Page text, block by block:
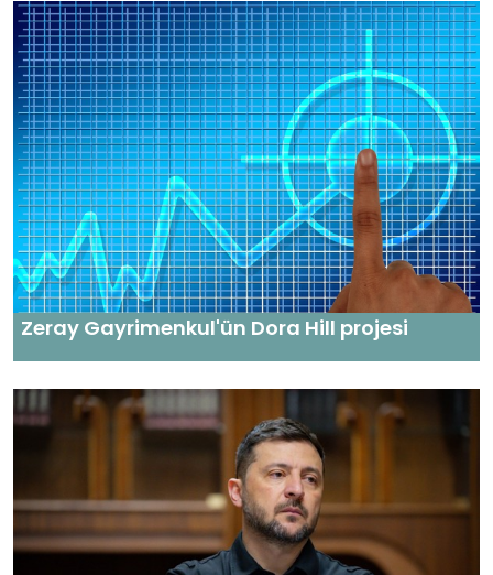
Zeray Gayrimenkul'ün Dora Hill projesi